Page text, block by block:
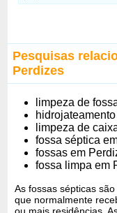
Pesquisas
Perdizes
limpeza de
limpeza de
fossa séptica
fossas em
fossa limpa em
As fossas sépticas
que normalmente
ou mais residências.